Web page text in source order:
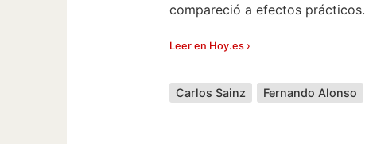
compareció a efectos prácticos.
Leer en Hoy.es ›
Carlos Sainz Fernando Alonso